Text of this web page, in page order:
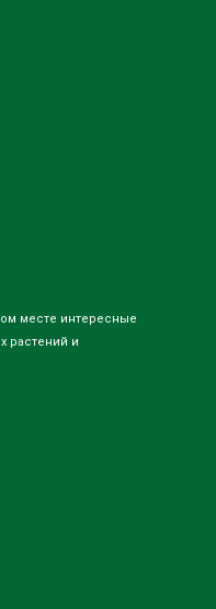
месте интересные
растений и